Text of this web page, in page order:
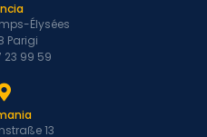
Élysées
Parigi
23 99 59
13